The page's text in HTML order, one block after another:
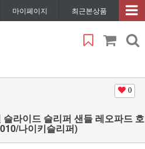
마이페이지 최근본상품
0
라이드 슬리퍼 샌들 레오파드 호
나이키슬리퍼)